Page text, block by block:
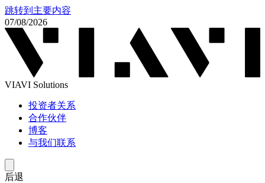
跳转到主要内容
07/08/2026
VIAVI Solutions
投资者关系
合作伙伴
博客
与我们联系
后退